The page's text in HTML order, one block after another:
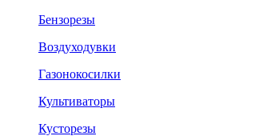
Бензорезы
Воздуходувки
Газонокосилки
Культиваторы
Кусторезы